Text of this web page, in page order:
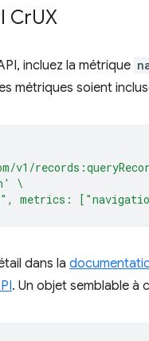
CrUX
incluez la métrique
métriques soient
v1/
\
metrics:
dans la
. Un objet semblable à